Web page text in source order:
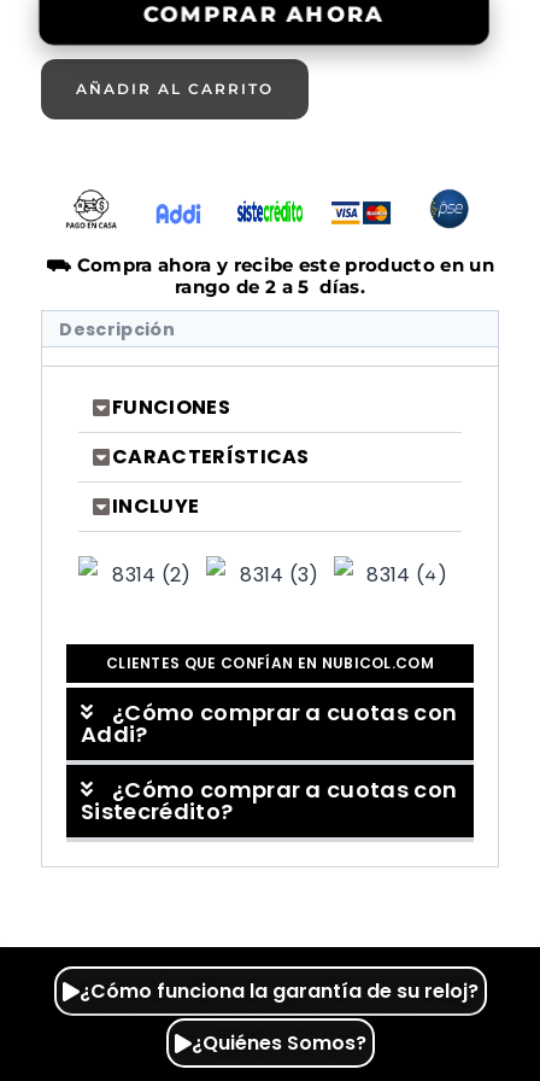
COMPRAR AHORA
AÑADIR AL CARRITO
⛟ Compra ahora y recibe este producto en un
rango de 2 a 5 días.
Descripción
FUNCIONES
CARACTERÍSTICAS
INCLUYE
CLIENTES QUE CONFÍAN EN NUBICOL.COM
¿Cómo comprar a cuotas con
Addi?
¿Cómo comprar a cuotas con
Sistecrédito?
¿Cómo funciona la garantía de su reloj?
¿Quiénes Somos?